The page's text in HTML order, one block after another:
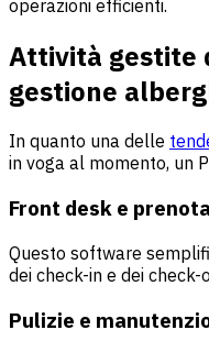
operazioni efficienti.
Attività gestite
gestione
In quanto una delle
in voga al momento, un
Front desk e
Questo software
dei check-in e dei
Pulizie e